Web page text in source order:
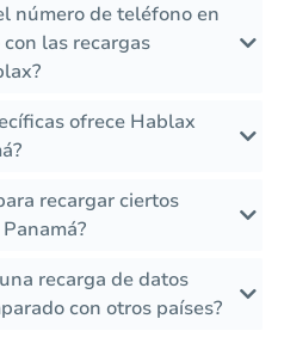
número de teléfono en
las recargas
ofrece Hablax
recargar ciertos
recarga de datos
con otros países?